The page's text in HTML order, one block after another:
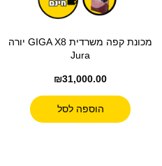
מכונת קפה משרדית GIGA X8 יורה
Jura
₪31,000.00
הוספה לסל